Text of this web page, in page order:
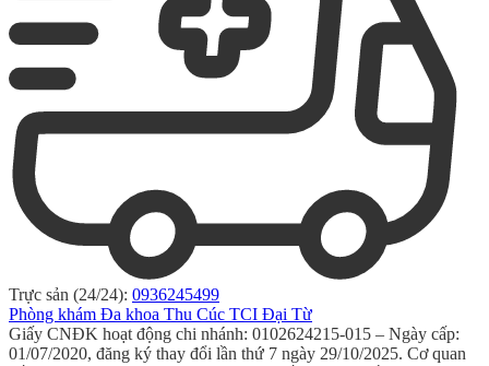
Trực sản (24/24): 0936245499
Phòng khám Đa khoa Thu Cúc TCI Đại Từ
Giấy CNĐK hoạt động chi nhánh: 0102624215-015 – Ngày cấp:
01/07/2020, đăng ký thay đổi lần thứ 7 ngày 29/10/2025. Cơ quan